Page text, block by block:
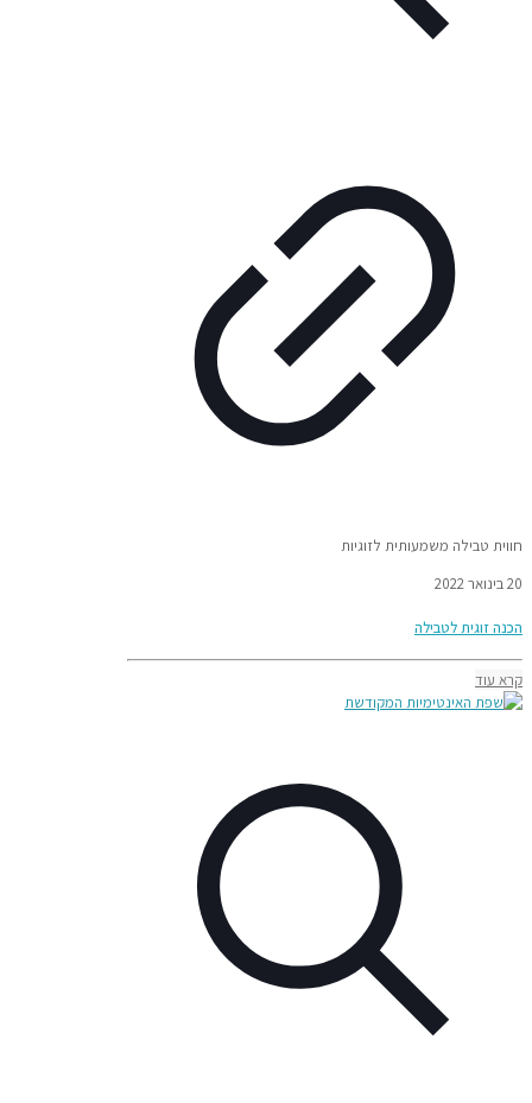
חווית טבילה משמעותית לזוגיות
20 בינואר 2022
הכנה זוגית לטבילה
קרא עוד